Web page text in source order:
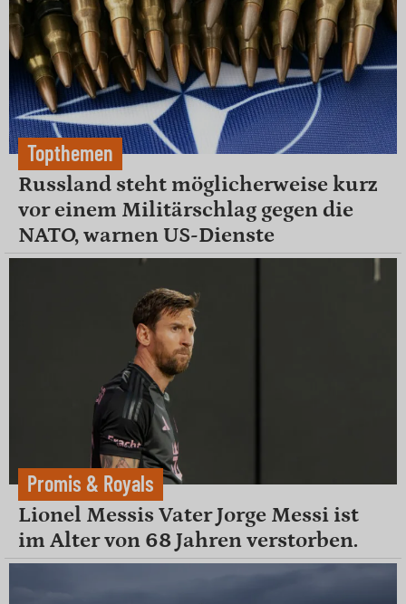
Topthemen
Russland steht möglicherweise kurz
vor einem Militärschlag gegen die
NATO, warnen US-Dienste
Promis & Royals
Lionel Messis Vater Jorge Messi ist
im Alter von 68 Jahren verstorben.